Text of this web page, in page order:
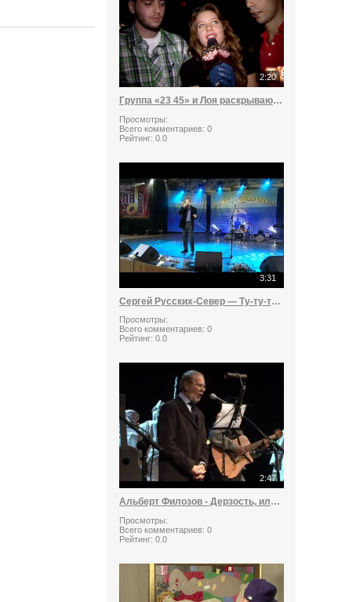
2:20
Группа «23 45» и Лоя раскрывают секрет хита «Я буду»
Просмотры:
Всего комментариев: 0
Рейтинг: 0.0
3:31
Сергей Русских-Север — Ту-ту-ту, на-на-на
Просмотры:
Всего комментариев: 0
Рейтинг: 0.0
2:47
Альберт Филозов - Дерзость, или разговор перед боем
Просмотры:
Всего комментариев: 0
Рейтинг: 0.0